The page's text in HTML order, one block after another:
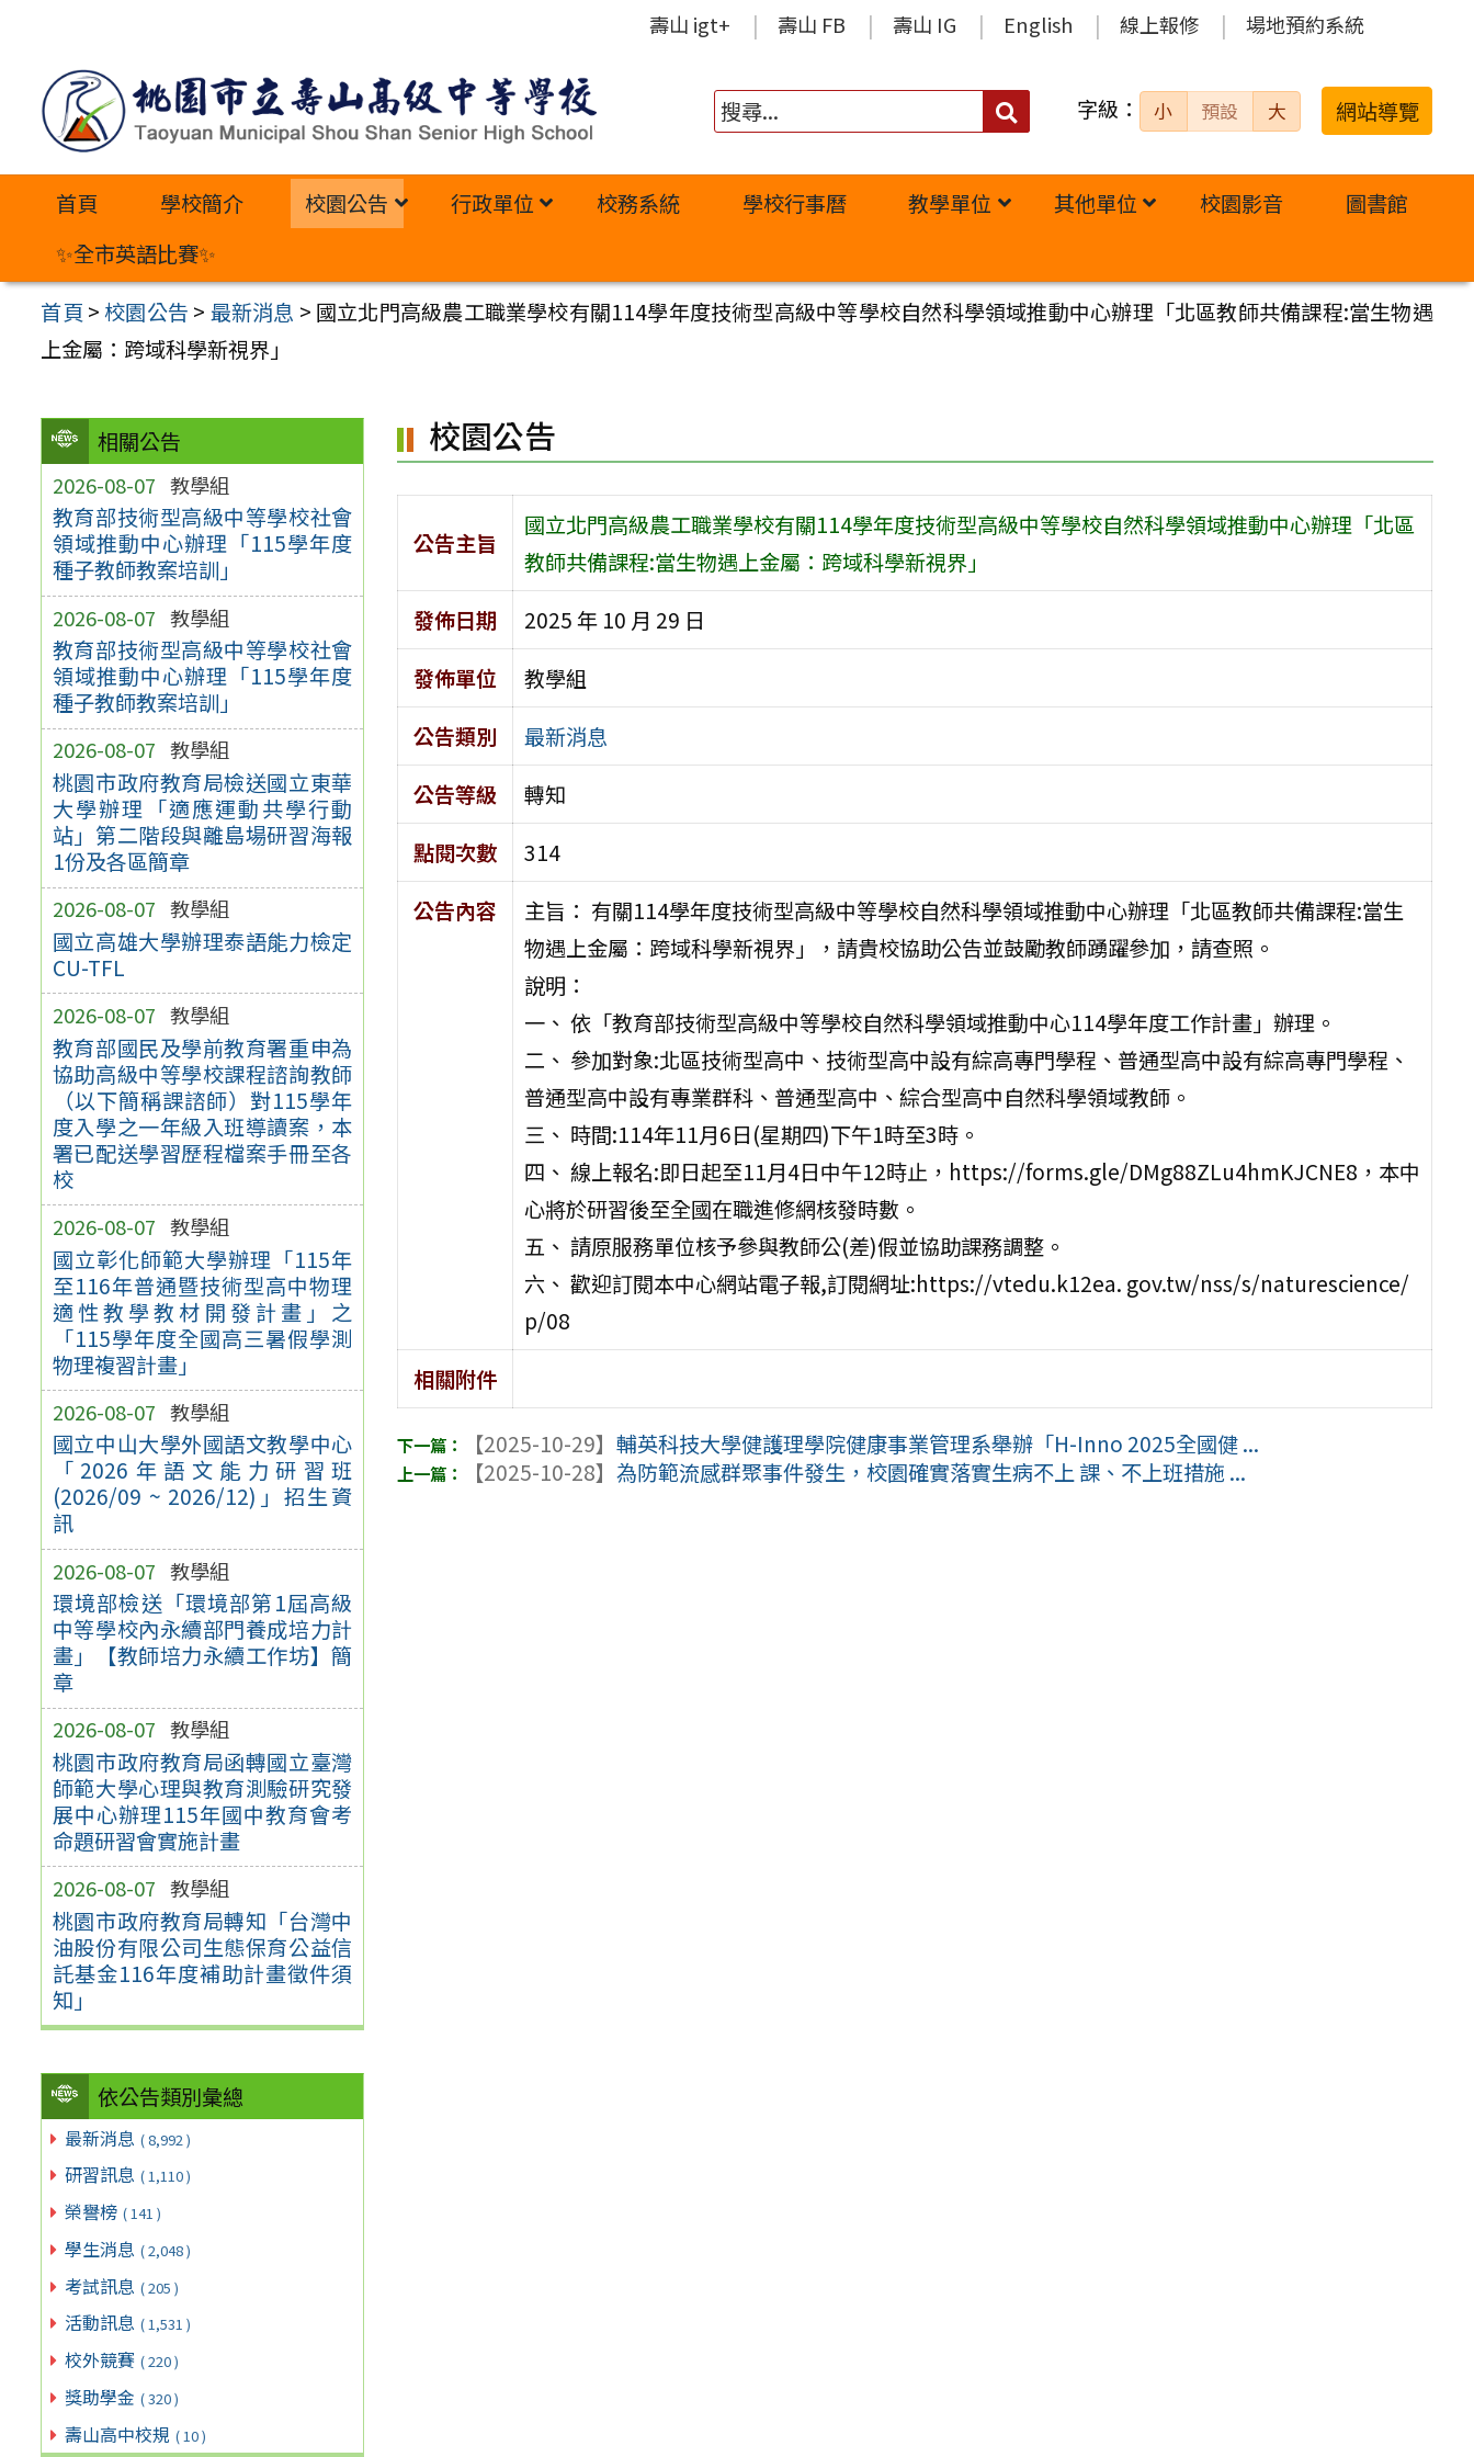
內
壽山 igt+ 壽山 FB 壽山 IG English 線上報修 場地預約系統
搜
字級： 小 預設 大 網站導覽
首頁 學校簡介 校園公告 行政單位 校務系統 學校行事曆 教學單位 其他單位 校園影音
圖書館
✨全市英語比賽✨
首頁 >校園公告 > 最新消息 > 國立北門高級農工職業學校有關114學年度技術型高級中等學校自然科學領域推動中心辦理「北區教師共備課程:當生物遇
上金屬：跨域科學新視界」
相關公告
2026-08-07 教學組
教育部技術型高級中等學校社會
領域推動中心辦理「115學年度
種子教師教案培訓」
2026-08-07 教學組
教育部技術型高級中等學校社會
領域推動中心辦理「115學年度
種子教師教案培訓」
2026-08-07 教學組
桃園市政府教育局檢送國立東華
大學辦理「適應運動共學行動
站」第二階段與離島場研習海報
1份及各區簡章
2026-08-07 教學組
國立高雄大學辦理泰語能力檢定
CU-TFL
2026-08-07 教學組
教育部國民及學前教育署重申為
協助高級中等學校課程諮詢教師
（以下簡稱課諮師）對115學年
度入學之一年級入班導讀案，本
署已配送學習歷程檔案手冊至各
校
2026-08-07 教學組
國立彰化師範大學辦理「115年
至116年普通暨技術型高中物理
適性教學教材開發計畫」之
「115學年度全國高三暑假學測
物理複習計畫」
2026-08-07 教學組
國立中山大學外國語文教學中心
「2026年語文能力研習班
(2026/09 ~ 2026/12)」招生資
訊
2026-08-07 教學組
環境部檢送「環境部第1屆高級
中等學校內永續部門養成培力計
畫」【教師培力永續工作坊】簡
章
2026-08-07 教學組
桃園市政府教育局函轉國立臺灣
師範大學心理與教育測驗研究發
展中心辦理115年國中教育會考
命題研習會實施計畫
2026-08-07 教學組
桃園市政府教育局轉知「台灣中
油股份有限公司生態保育公益信
託基金116年度補助計畫徵件須
知」
依公告類別彙總
最新消息 ( 8,992 )
研習訊息 ( 1,110 )
榮譽榜 ( 141 )
學生消息 ( 2,048 )
考試訊息 ( 205 )
活動訊息 ( 1,531 )
校外競賽 ( 220 )
獎助學金 ( 320 )
壽山高中校規 ( 10 )
校園公告
公告主旨
國立北門高級農工職業學校有關114學年度技術型高級中等學校自然科學領域推動中心辦理「北區
教師共備課程:當生物遇上金屬：跨域科學新視界」
發佈日期
2025 年 10 月 29 日
發佈單位
教學組
公告類別
最新消息
公告等級
轉知
點閱次數
314
公告內容
主旨： 有關114學年度技術型高級中等學校自然科學領域推動中心辦理「北區教師共備課程:當生
物遇上金屬：跨域科學新視界」，請貴校協助公告並鼓勵教師踴躍參加，請查照。
說明：
一、 依「教育部技術型高級中等學校自然科學領域推動中心114學年度工作計畫」辦理。
二、 參加對象:北區技術型高中、技術型高中設有綜高專門學程、普通型高中設有綜高專門學程、
普通型高中設有專業群科、普通型高中、綜合型高中自然科學領域教師。
三、 時間:114年11月6日(星期四)下午1時至3時。
四、 線上報名:即日起至11月4日中午12時止，https://forms.gle/DMg88ZLu4hmKJCNE8，本中
心將於研習後至全國在職進修網核發時數。
五、 請原服務單位核予參與教師公(差)假並協助課務調整。
六、 歡迎訂閱本中心網站電子報,訂閱網址:https://vtedu.k12ea. gov.tw/nss/s/naturescience/
p/08
相關附件
【2025-10-29】輔英科技大學健護理學院健康事業管理系舉辦「H-Inno 2025全國健 ...
【2025-10-28】為防範流感群聚事件發生，校園確實落實生病不上 課、不上班措施 ...